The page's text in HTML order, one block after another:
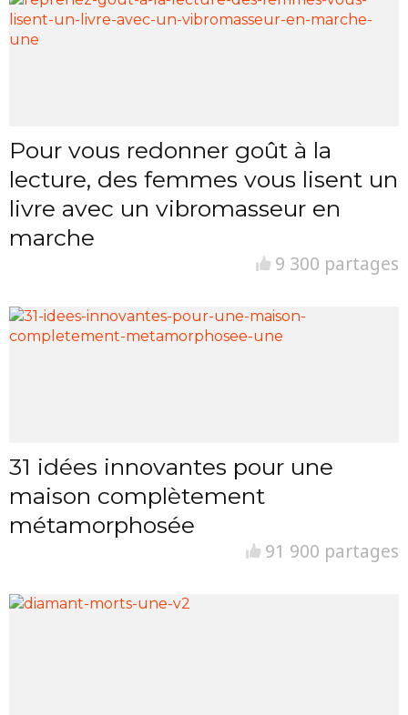
Pour vous redonner goût à la
lecture, des femmes vous lisent un
livre avec un vibromasseur en
marche
9 300 partages
31 idées innovantes pour une
maison complètement
métamorphosée
91 900 partages